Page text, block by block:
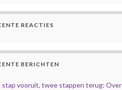
REACTIES
BERICHTEN
stap vooruit, twee stappen terug: Over